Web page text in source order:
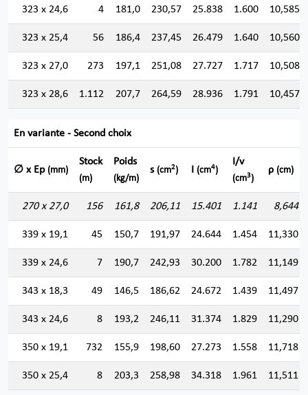
323 x 24,6 4 181,0 230,57 25.838 1.600 10,585
323 x 25,4 56 186,4 237,45 26.479 1.640 10,560
323 x 27,0 273 197,1 251,08 27.727 1.717 10,508
323 x 28,6 1.112 207,7 264,59 28.936 1.791 10,457
En variante - Second choix
∅ x Ep (mm)
Stock
(m)
Poids
(kg/m)
s (cm2) I (cm4)
I/v
(cm3)
ρ (cm)
270 x 27,0 156 161,8 206,11 15.401 1.141 8,644
339 x 19,1 45 150,7 191,97 24.644 1.454 11,330
339 x 24,6 7 190,7 242,93 30.200 1.782 11,149
343 x 18,3 49 146,5 186,62 24.672 1.439 11,497
343 x 24,6 8 193,2 246,11 31.374 1.829 11,290
350 x 19,1 732 155,9 198,60 27.273 1.558 11,718
350 x 25,4 8 203,3 258,98 34.318 1.961 11,511